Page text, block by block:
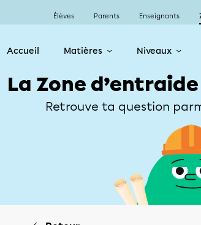
Élèves Parents Enseignants
Accueil Matières Niveaux
La Zone
Retrouve ta question